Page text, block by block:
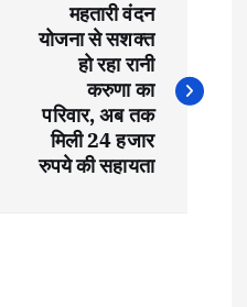
महतारी वंदन
योजना से सशक्त
हो रहा रानी
करुणा का
परिवार, अब तक
मिली 24 हजार
रुपये की सहायता